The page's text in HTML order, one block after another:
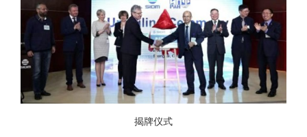
揭牌仪式